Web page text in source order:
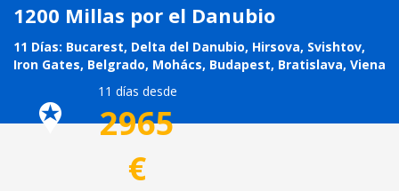
1200 Millas por el Danubio
11 Días: Bucarest, Delta del Danubio, Hirsova, Svishtov,
Iron Gates, Belgrado, Mohács, Budapest, Bratislava, Viena
11 días desde
2965
€